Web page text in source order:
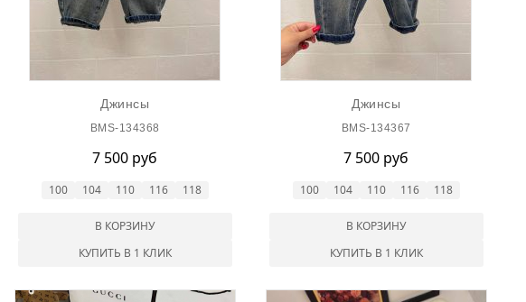
Джинсы
BMS-134368
7 500 руб
100 104 110 116 118
В КОРЗИНУ
КУПИТЬ В 1 КЛИК
Джинсы
BMS-134367
7 500 руб
100 104 110 116 118
В КОРЗИНУ
КУПИТЬ В 1 КЛИК